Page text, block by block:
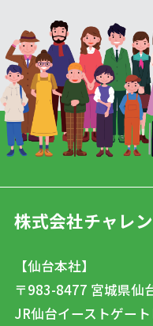
株式会社チャレ
【仙台本社】
〒983-8477 宮城県仙
JR仙台イーストゲー